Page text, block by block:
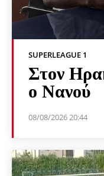
SUPERLEAGUE 1
Στον
ο Νανού
08/08/2026 20:44